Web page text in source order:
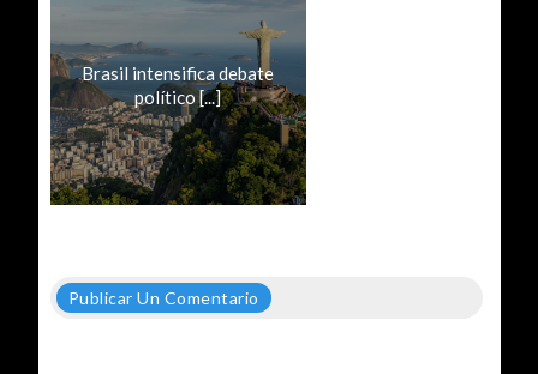
Brasil intensifica debate
político [...]
Publicar Un Comentario